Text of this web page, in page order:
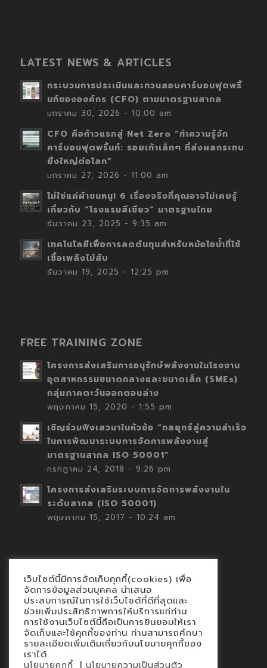
LATEST NEWS & ARTICLES
กระบวนการประเมินและทวนสอบคาร์บอนฟุตพริ้
นท์ขององค์กร (CFO) ตามมาตรฐานสากล
มกราคม 30, 2026 - 10:00 am
CFO คือก้าวแรกสู่ Net Zero “ทำความรู้จัก
คาร์บอนฟุตพริ้นท์: รอยเท้าเล็กๆ ที่ส่งผลกระทบ
ยิ่งใหญ่ต่อโลก”
มกราคม 27, 2026 - 11:00 am
ไม่ใช่แค่ผ้าขนหนู! 6 เรื่องจริงที่คุณอาจไม่เคยรู้
เกี่ยวกับ “โรงแรมสีเขียว” มาตรฐานไทย
ธันวาคม 23, 2025 - 9:35 am
เทคโนโลยีเพื่อการลดต้นทุนสำหรับหม้อไอน้ำที่ใช้
เชื้อเพลิงไม้สับ
ธันวาคม 19, 2025 - 12:25 pm
FREE TRAINING ZONE
โครงการส่งเสริมการอนุรักษ์พลังงานในโรงงาน
อุตสาหกรรมขนาดกลางและขนาดเล็ก (SMEs)
กลุ่มภาคตะวันออกตอนล่าง
พฤษภาคม 15, 2020 - 1:55 pm
เชิญร่วมฟังเสวนาในหัวข้อ “กลยุทธ์สู่ความสำเร็จ
ในการพัฒนาระบบการจัดการพลังงานสู่
มาตรฐานสากล ISO 50001”
กรกฎาคม 24, 2018 - 9:26 pm
โครงการส่งเสริมระบบการจัดการพลังงานใน
ระดับสากล (ISO 50001)
พฤษภาคม 15, 2017 - 10:24 am
Contact
นโยบายคุกกี้
นโยบายข้อมูลส่วนบุคคล
เว็บไซต์นี้มีการจัดเก็บคุกกี้(cookies) เพื่อ
จัดการข้อมูลส่วนบุคคล นำเสนอ
ประสบการณ์ในการใช้เว็บไซต์ที่ดีที่สุดและ
ช่วยเพิ่มประสิทธิภาพการให้บริการแก่ท่าน
การใช้งานเว็บไซต์นี้ถือเป็นการยินยอมให้เรา
จัดเก็บและใช้คุกกี้ของท่าน ท่านสามารถศึกษา
รายละเอียดเพิ่มเติมเกี่ยวกับนโยบายคุกกี้ของ
เราได้
นโยบายคุกกี้ | นโยบายความเป็นส่วนตัว